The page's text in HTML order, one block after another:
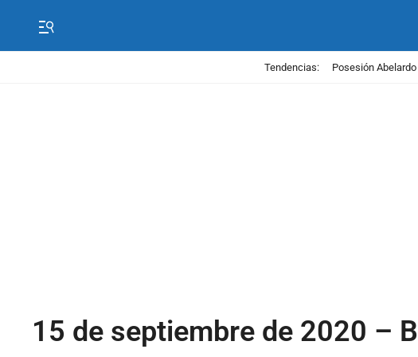
Tendencias: Posesión
15 de septiembre de 2020 –